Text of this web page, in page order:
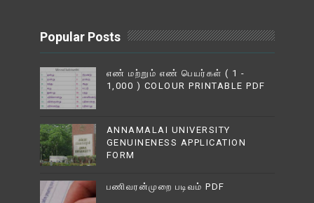
Popular Posts
எண் மற்றும் எண் பெயர்கள் ( 1 -
1,000 ) COLOUR PRINTABLE PDF
ANNAMALAI UNIVERSITY
GENUINENESS APPLICATION
FORM
பணிவரன்முறை படிவம் PDF